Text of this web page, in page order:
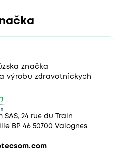
značka
výrobu zdravotníckych
24 rue du Train
BP 46 50700 Valognes